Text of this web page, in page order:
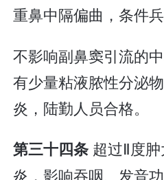
重鼻中隔偏曲，条件兵
不影响副鼻窦引流的
有少量粘液脓性分泌
炎，陆勤人员合格。
第三十四条 超过Ⅱ度
炎，影响吞咽、发音